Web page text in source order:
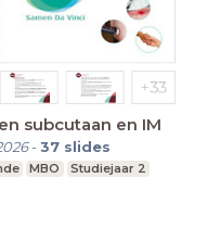
subcutaan en IM
-37 slides
MBO Studiejaar 2